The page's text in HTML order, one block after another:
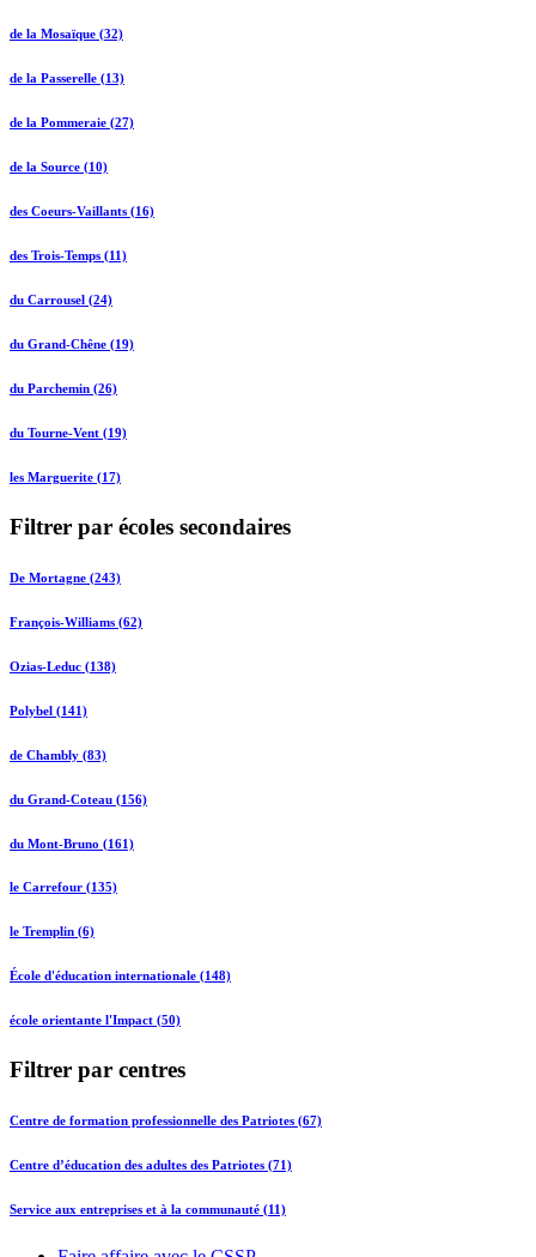
de la Mosaïque (32)
de la Passerelle (13)
de la Pommeraie (27)
de la Source (10)
des Coeurs-Vaillants (16)
des Trois-Temps (11)
du Carrousel (24)
du Grand-Chêne (19)
du Parchemin (26)
du Tourne-Vent (19)
les Marguerite (17)
Filtrer par écoles secondaires
De Mortagne (243)
François-Williams (62)
Ozias-Leduc (138)
Polybel (141)
de Chambly (83)
du Grand-Coteau (156)
du Mont-Bruno (161)
le Carrefour (135)
le Tremplin (6)
École d'éducation internationale (148)
école orientante l'Impact (50)
Filtrer par centres
Centre de formation professionnelle des Patriotes (67)
Centre d’éducation des adultes des Patriotes (71)
Service aux entreprises et à la communauté (11)